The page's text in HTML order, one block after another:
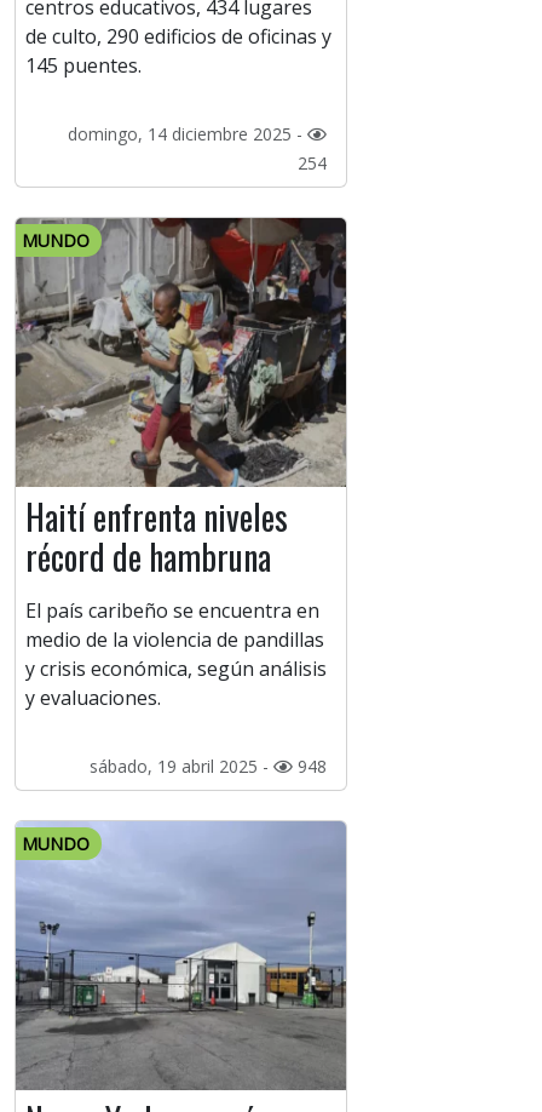
centros educativos, 434 lugares
de culto, 290 edificios de oficinas y
145 puentes.
domingo, 14 diciembre 2025 -
254
MUNDO
Haití enfrenta niveles
récord de hambruna
El país caribeño se encuentra en
medio de la violencia de pandillas
y crisis económica, según análisis
y evaluaciones.
sábado, 19 abril 2025 - 948
MUNDO